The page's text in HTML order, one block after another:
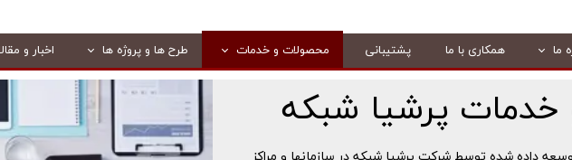
ما همکاری با ما پشتیبانی محصولات و خدمات طرح ها و پروژه ها اخبار و
پرشیا شبکه